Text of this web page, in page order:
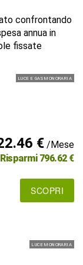
confrontando
annua in
fissate
LUCE E GAS MONORARIA
€/Mese
Risparmi 796.62 €
SCOPRI
LUCE MONORARIA